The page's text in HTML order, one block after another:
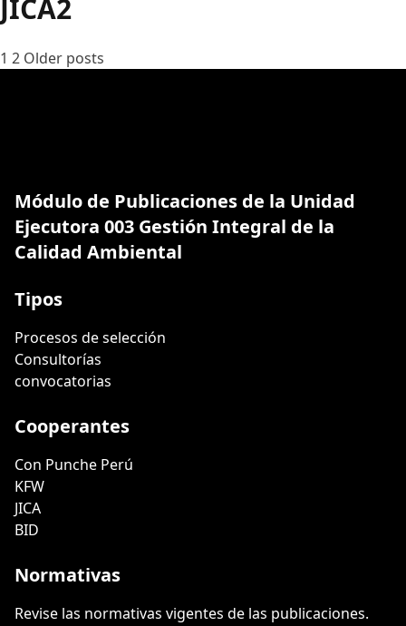
JICA2
Paginación
1 2 Older posts
Módulo de Publicaciones de la Unidad
Ejecutora 003 Gestión Integral de la
Calidad Ambiental
Tipos
Procesos de selección
Consultorías
convocatorias
Cooperantes
Con Punche Perú
KFW
JICA
BID
Normativas
Revise las normativas vigentes de las publicaciones.